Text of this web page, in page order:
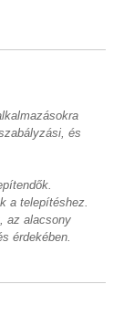
és
a telepítéshez.
az alacsony
érdekében.